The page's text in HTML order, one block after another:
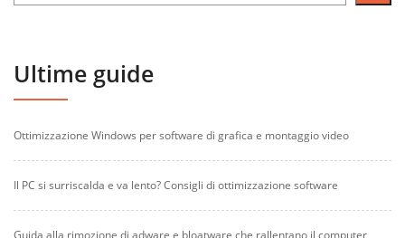
Ultime guide
Ottimizzazione Windows per software di grafica e montaggio video
Il PC si surriscalda e va lento? Consigli di ottimizzazione software
Guida alla rimozione di adware e bloatware che rallentano il computer